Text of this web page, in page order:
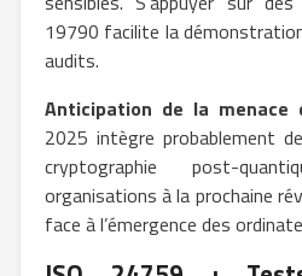
19790 facilite la
audits.
Anticipation de la menace
2025 intègre probablement
cryptographie post-
organisations à la prochaine
face à l’émergence des